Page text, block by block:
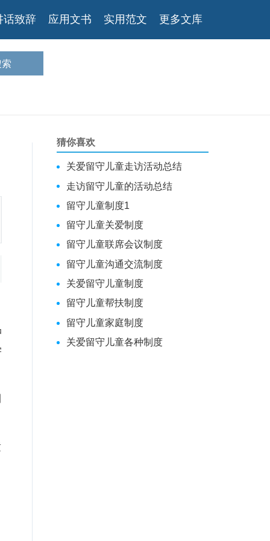
话致辞 应用文书 实用范文 更多文库
猜你喜欢
关爱留守儿童走访活动总结
走访留守儿童的活动总结
留守儿童制度1
留守儿童关爱制度
留守儿童联席会议制度
留守儿童沟通交流制度
关爱留守儿童制度
留守儿童帮扶制度
留守儿童家庭制度
关爱留守儿童各种制度